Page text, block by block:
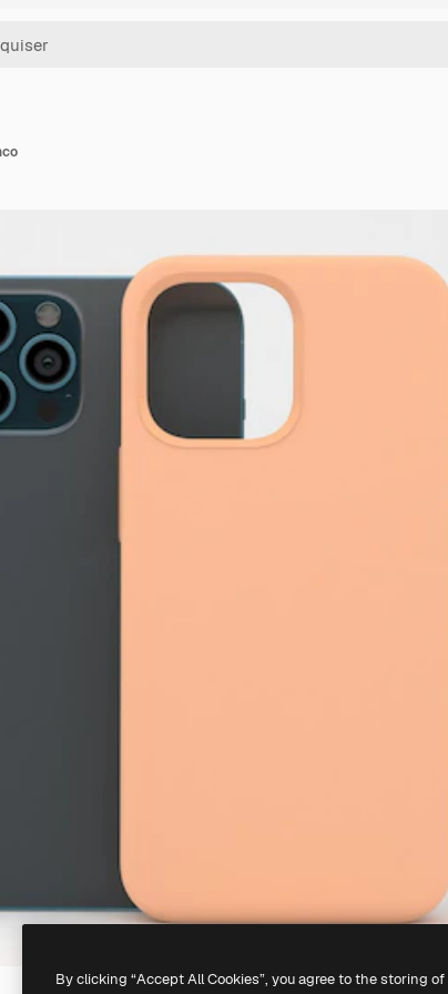
By clicking “Accept All Cookies”, you agree to the storing